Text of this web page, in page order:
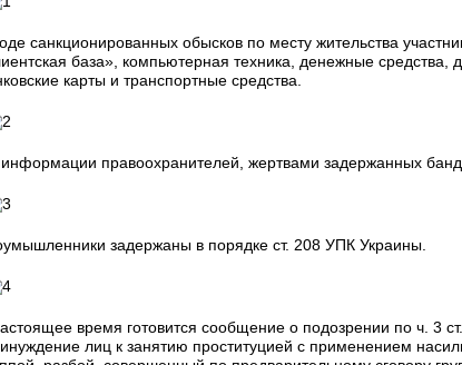
санкционированных обысков по месту жительства
база», компьютерная техника, денежные
карты и транспортные средства.
правоохранителей, жертвами задержанных
задержаны в порядке ст. 208 УПК Украины.
время готовится сообщение о подозрении по ч. 3
лиц к занятию проституцией с применением